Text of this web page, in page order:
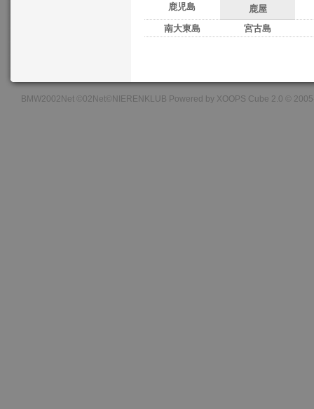
鹿児島
鹿屋
南大東島
宮古島
BMW2002Net ©02Net©NIERENKLUB Powered by XOOPS Cube 2.0 ©